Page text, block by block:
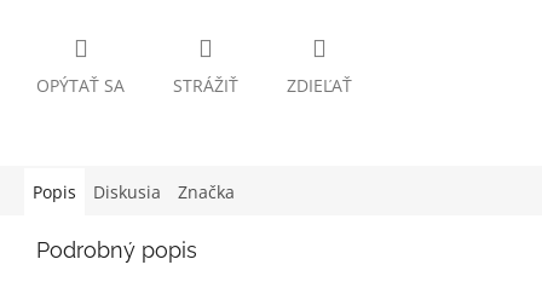
OPÝTAŤ SA STRÁŽIŤ ZDIEĽAŤ
Popis Diskusia Značka
Podrobný popis